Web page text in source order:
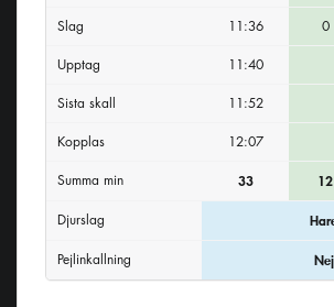
Slag 11:36 0
Upptag 11:40
Sista skall 11:52
Kopplas 12:07
Summa min 33 12
Djurslag
Pejlinkallning Nej